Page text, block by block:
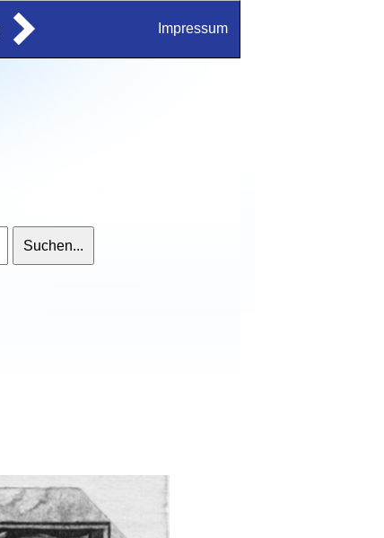
Impressum